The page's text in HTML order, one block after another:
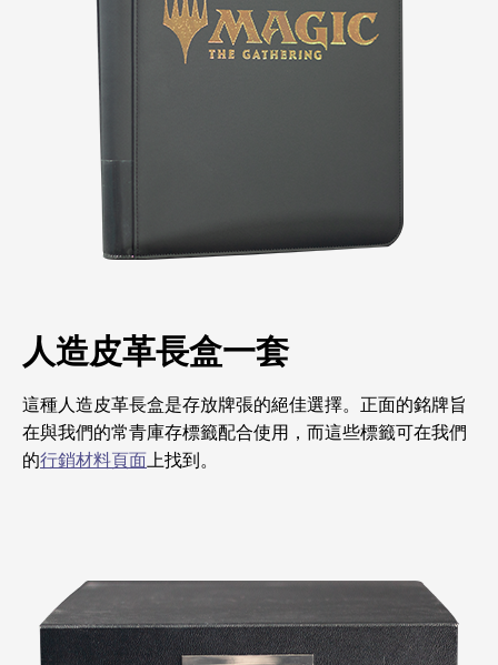
人造皮革長盒一套
這種人造皮革長盒是存放牌張的絕佳選擇。正面的銘牌旨
在與我們的常青庫存標籤配合使用，而這些標籤可在我們
的行銷材料頁面上找到。